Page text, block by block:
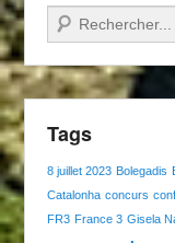
Recherche
Tags
8 juillet 2023 Bolegadis
Catalonha concurs
FR3 France 3 Gisela